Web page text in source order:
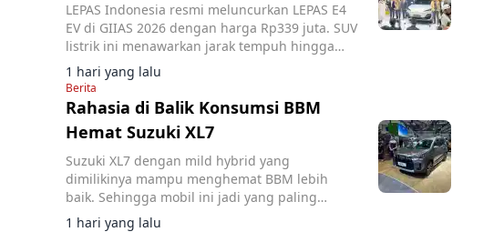
LEPAS Indonesia resmi meluncurkan LEPAS E4
EV di GIIAS 2026 dengan harga Rp339 juta. SUV
listrik ini menawarkan jarak tempuh hingga
600 km (CLTC).
1 hari yang lalu
Berita
Rahasia di Balik Konsumsi BBM
Hemat Suzuki XL7
Suzuki XL7 dengan mild hybrid yang
dimilikinya mampu menghemat BBM lebih
baik. Sehingga mobil ini jadi yang paling
hemat di kelasnya.
1 hari yang lalu